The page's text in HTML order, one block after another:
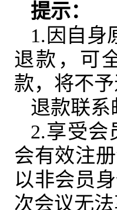
提示：
1.因自身
退款，可
款，将不予
退款联系
2.享受会
会有效注
以非会员
次会议无法